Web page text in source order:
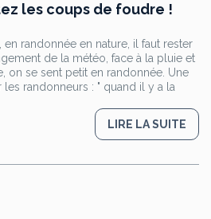
les coups de foudre !
randonnée en nature, il faut rester
de la météo, face à la pluie et
on se sent petit en randonnée. Une
randonneurs : " quand il y a la
LIRE LA SUITE